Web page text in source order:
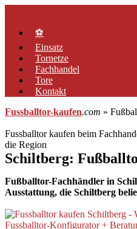
springen⚽
Einsatz
Tornetze
Fachhandel
Tore
Kontakt
Fussballtor-kaufen.com »
Fussballtor kaufen beim
die Region
Schiltberg:
Fußballtor-Fachhändler in
Ausstattung, die Schiltberg